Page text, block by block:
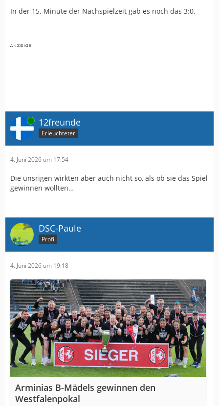
In der 15. Minute der Nachspielzeit gab es noch das 3:0.
Online 12freunde
Erleuchteter
4. Juni 2026 um 17:54
Die unsrigen wirkten aber auch nicht so, als ob sie das Spiel
gewinnen wollten…
DSC-Paule
Profi
4. Juni 2026 um 19:18
Arminias B-Mädels gewinnen den
Westfalenpokal